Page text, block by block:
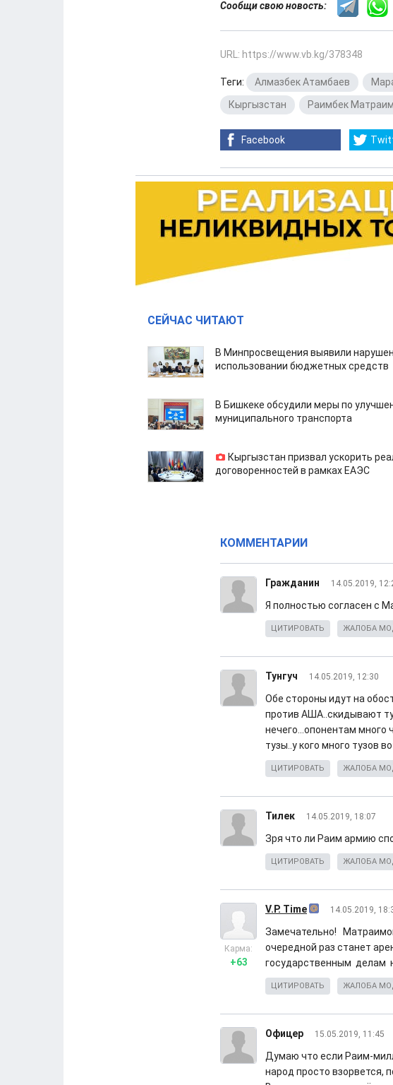
Сообщи свою новость:
URL: https://www.vb.kg/378348
Теги: Алмазбек Атамбаев
Кыргызстан
Раимбек
Facebook
СЕЙЧАС ЧИТАЮТ
В Минпросвещения выявили
использовании бюджетных средств
В Бишкеке обсудили меры по
муниципального транспорта
Кыргызстан призвал ускорить
договоренностей в рамках ЕАЭС
КОММЕНТАРИИ
Гражданин 14.05.2019,
Я полностью согласен с
ЦИТИРОВАТЬ ЖАЛОБА
Тунгуч 14.05.2019, 12:30
Обе стороны идут на
против АША..скидывают
нечего...опонентам много
тузы..у кого много тузов
ЦИТИРОВАТЬ ЖАЛОБА
Тилек 14.05.2019, 18:07
Зря что ли Раим армию
ЦИТИРОВАТЬ ЖАЛОБА
V.P. Time 14.05.2019,
Карма:
+63
Замечательно!
очередной раз станет
государственным
ЦИТИРОВАТЬ ЖАЛОБА
Офицер 15.05.2019, 11:45
Думаю что если Раим-
народ просто взорвется,